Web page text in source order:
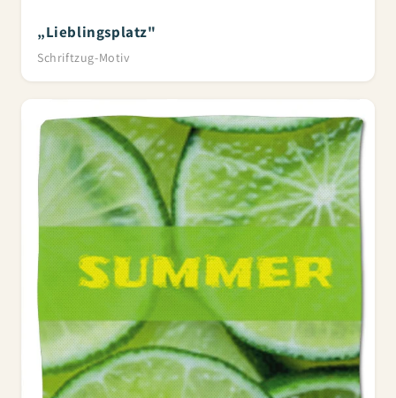
„Lieblingsplatz"
Schriftzug-Motiv